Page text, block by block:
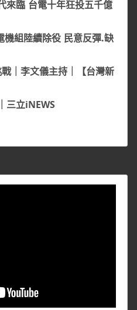
來臨 台電十年狂投五千億
機組陸續除役 民意反彈.缺
｜李文儀主持｜【台灣新
三立iNEWS